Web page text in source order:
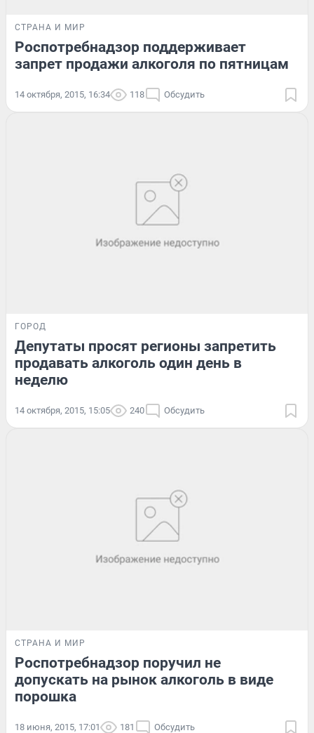
СТРАНА И МИР
Роспотребнадзор поддерживает
запрет продажи алкоголя по пятницам
14 октября, 2015, 16:34 118 Обсудить
ГОРОД
Депутаты просят регионы запретить
продавать алкоголь один день в
неделю
14 октября, 2015, 15:05 240 Обсудить
СТРАНА И МИР
Роспотребнадзор поручил не
допускать на рынок алкоголь в виде
порошка
18 июня, 2015, 17:01 181 Обсудить